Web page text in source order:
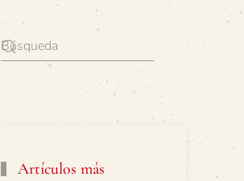
Artículos más